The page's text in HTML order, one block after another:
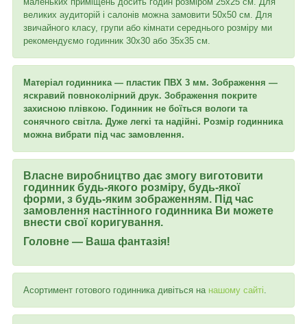
великих аудиторій і салонів можна замовити 50х50 см. Для
звичайного класу, групи або кімнати середнього розміру ми
рекомендуємо годинник 30х30 або 35х35 см.
Матеріал годинника — пластик ПВХ 3 мм. Зображення —
яскравий повноколірний друк. Зображення покрите
захисною плівкою. Годинник не боїться вологи та
сонячного світла. Дуже легкі та надійні. Розмір годинника
можна вибрати під час замовлення.
Власне виробництво дає змогу виготовити
годинник будь-якого розміру, будь-якої
форми, з будь-яким зображенням. Під час
замовлення настінного годинника Ви можете
внести свої коригування.
Головне — Ваша фантазія!
Асортимент готового годинника дивіться на нашому сайті